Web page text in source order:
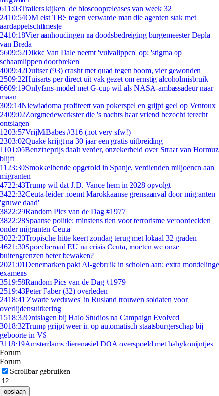
611:03Trailers kijken: de bioscoopreleases van week 32
2410:54OM eist TBS tegen verwarde man die agenten stak met
aardappelschilmesje
2410:18Vier aanhoudingen na doodsbedreiging burgemeester Depla
van Breda
5609:52Dikke Van Dale neemt 'vulvalippen' op: 'stigma op
schaamlippen doorbreken'
4009:42Duitser (93) crasht met quad tegen boom, vier gewonden
2509:22Huisarts per direct uit vak gezet om ernstig alcoholmisbruik
6609:19Onlyfans-model met G-cup wil als NASA-ambassadeur naar
maan
309:14Niewiadoma profiteert van pokerspel en grijpt geel op Ventoux
2409:02Zorgmedewerkster die 's nachts haar vriend bezocht terecht
ontslagen
1203:57VrijMiBabes #316 (not very sfw!)
2303:02Quake krijgt na 30 jaar een gratis uitbreiding
1101:06Benzineprijs daalt verder, onzekerheid over Straat van Hormuz
blijft
11 23:30Smokkelbende opgerold in Spanje, verdienden miljoenen aan
migranten
4722:43Trump wil dat J.D. Vance hem in 2028 opvolgt
3422:32Ceuta-leider noemt Marokkaanse grensaanval door migranten
'gruweldaad'
3822:29Random Pics van de Dag #1977
3822:28Spaanse politie: minstens tien voor terrorisme veroordeelden
onder migranten Ceuta
3022:20Tropische hitte keert zondag terug met lokaal 32 graden
4621:30Spoedberaad EU na crisis Ceuta, moeten we onze
buitengrenzen beter bewaken?
2021:01Denemarken pakt AI-gebruik in scholen aan: extra mondelinge
examens
3519:58Random Pics van de Dag #1979
2519:43Peter Faber (82) overleden
2418:41'Zwarte weduwes' in Rusland trouwen soldaten voor
overlijdensuitkering
1518:32Ontslagen bij Halo Studios na Campaign Evolved
3018:32Trump grijpt weer in op automatisch staatsburgerschap bij
geboorte in VS
3118:19Amsterdams dierenasiel DOA overspoeld met babykonijntjes
Forum
Forum
Scrollbar gebruiken
opslaan